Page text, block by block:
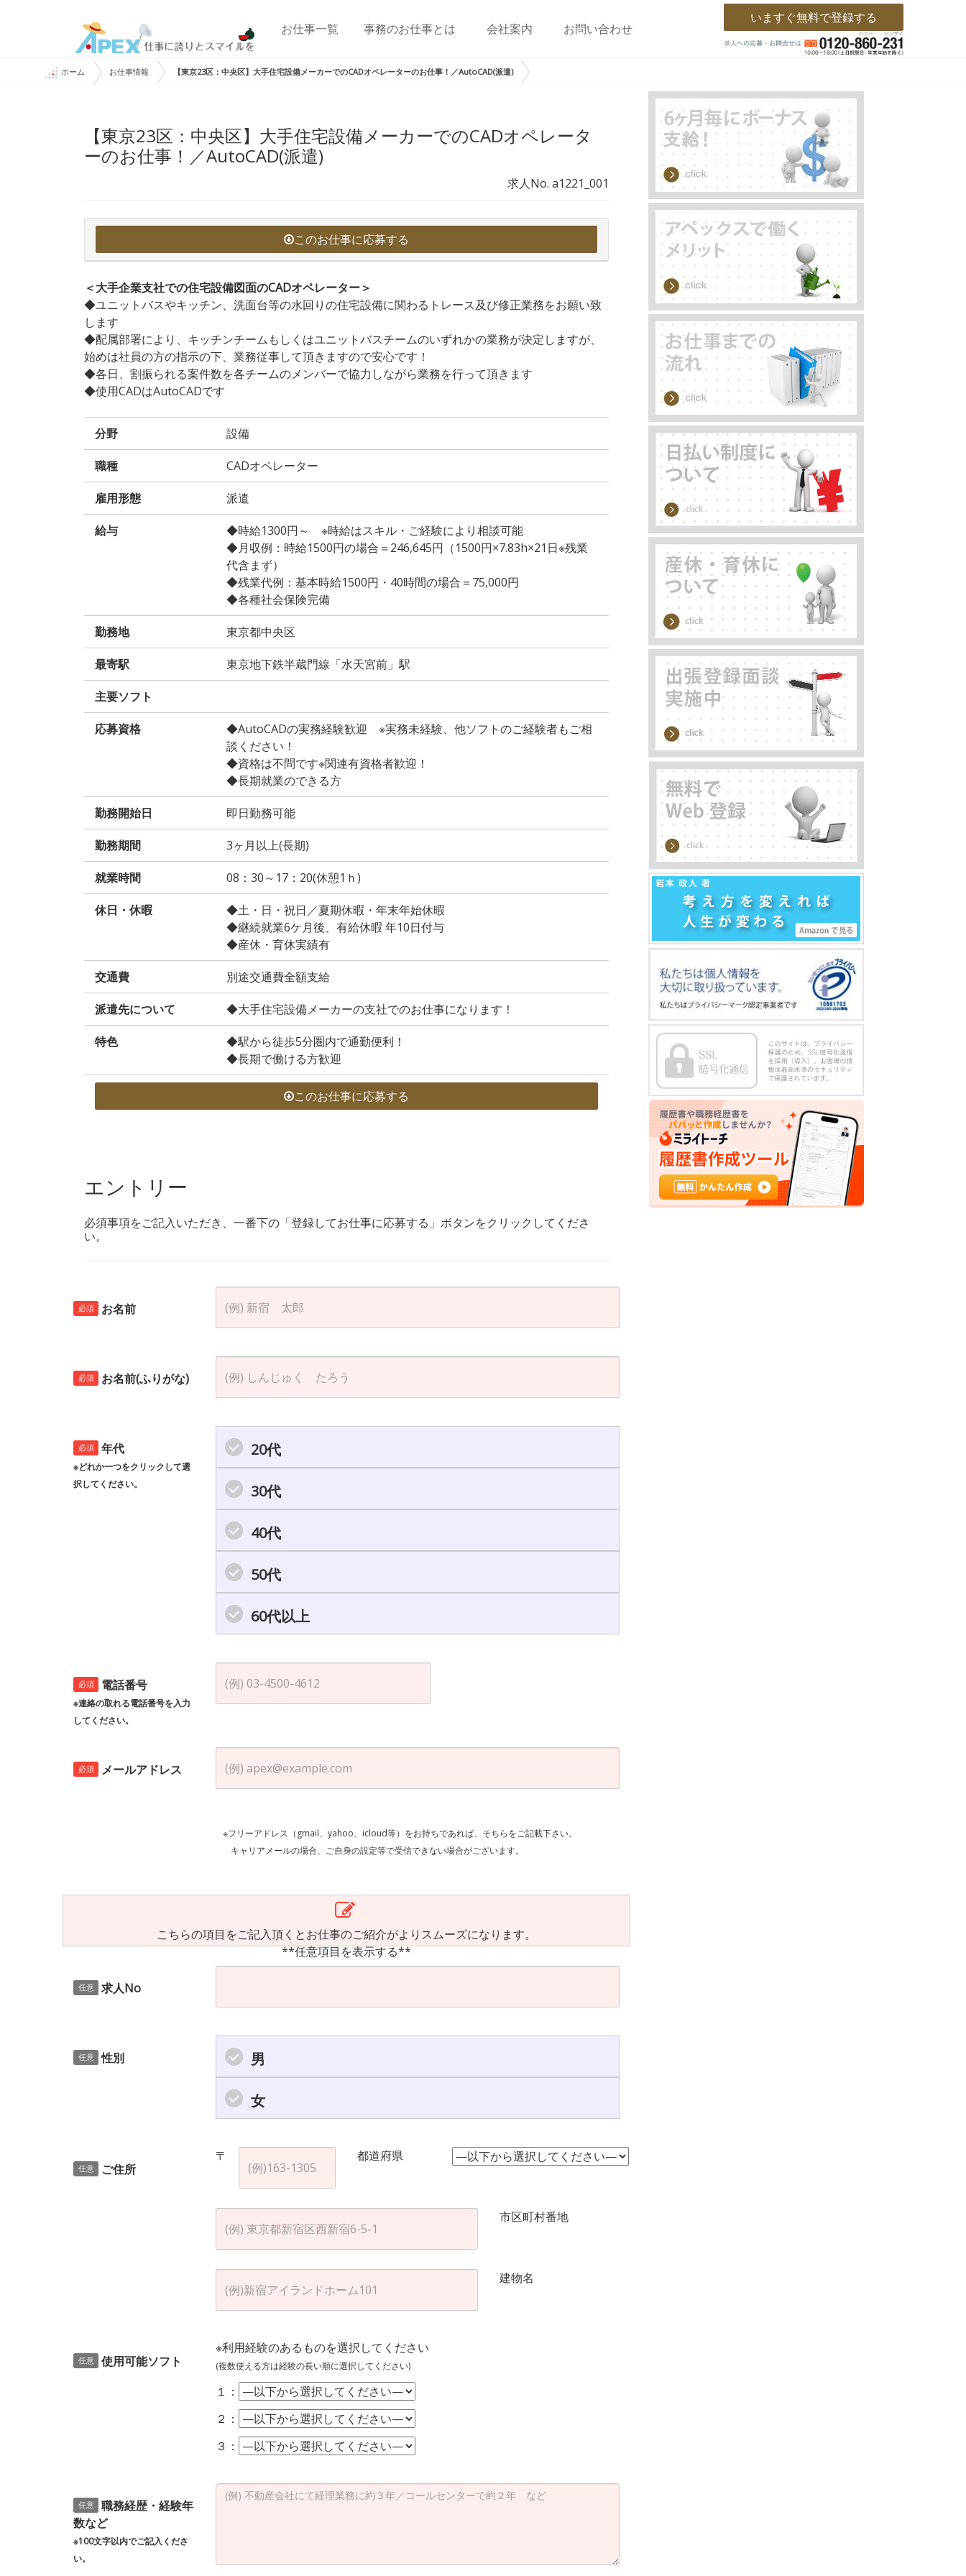
お仕事一覧 事務のお仕事とは 会社案内 お問い合わせ
いますぐ無料で登録する
ホーム お仕事情報 【東京23区：中央区】大手住宅設備メーカーでのCADオペレーターのお仕事！／AutoCAD(派遣)
【東京23区：中央区】大手住宅設備メーカーでのCADオペレータ
ーのお仕事！／AutoCAD(派遣)
求人No. a1221_001
このお仕事に応募する
＜大手企業支社での住宅設備図面のCADオペレーター＞
◆ユニットバスやキッチン、洗面台等の水回りの住宅設備に関わるトレース及び修正業務をお願い致
します
◆配属部署により、キッチンチームもしくはユニットバスチームのいずれかの業務が決定しますが、
始めは社員の方の指示の下、業務従事して頂きますので安心です！
◆各日、割振られる案件数を各チームのメンバーで協力しながら業務を行って頂きます
◆使用CADはAutoCADです
分野 設備
職種 CADオペレーター
雇用形態 派遣
給与
◆時給1300円～ ※時給はスキル・ご経験により相談可能
◆月収例：時給1500円の場合＝246,645円（1500円×7.83h×21日※残業
代含まず）
◆残業代例：基本時給1500円・40時間の場合＝75,000円
◆各種社会保険完備
勤務地 東京都中央区
最寄駅 東京地下鉄半蔵門線「水天宮前」駅
主要ソフト
応募資格
◆AutoCADの実務経験歓迎 ※実務未経験、他ソフトのご経験者もご相
談ください！
◆資格は不問です※関連有資格者歓迎！
◆長期就業のできる方
勤務開始日 即日勤務可能
勤務期間 3ヶ月以上(長期)
就業時間 08：30～17：20(休憩1ｈ)
休日・休暇
◆土・日・祝日／夏期休暇・年末年始休暇
◆継続就業6ケ月後、有給休暇 年10日付与
◆産休・育休実績有
交通費 別途交通費全額支給
派遣先について ◆大手住宅設備メーカーの支社でのお仕事になります！
特色
◆駅から徒歩5分圏内で通勤便利！
◆長期で働ける方歓迎
このお仕事に応募する
エントリー
必須事項をご記入いただき、一番下の「登録してお仕事に応募する」ボタンをクリックしてくださ
い。
必須 お名前
必須 お名前(ふりがな)
必須 年代
※どれか一つをクリックして選
択してください。
20代
30代
40代
50代
60代以上
必須 電話番号
※連絡の取れる電話番号を入力
してください。
必須 メールアドレス
※フリーアドレス（gmail、yahoo、icloud等）をお持ちであれば、そちらをご記載下さい。
キャリアメールの場合、ご自身の設定等で受信できない場合がございます。
こちらの項目をご記入頂くとお仕事のご紹介がよりスムーズになります。
**任意項目を表示する**
任意 求人No
任意 性別 男
女
任意 ご住所
〒 都道府県
市区町村番地
建物名
任意 使用可能ソフト
※利用経験のあるものを選択してください
(複数使える方は経験の長い順に選択してください)
１：
２：
３：
任意
職務経歴・経験年
数など
※100文字以内でご記入くださ
い。